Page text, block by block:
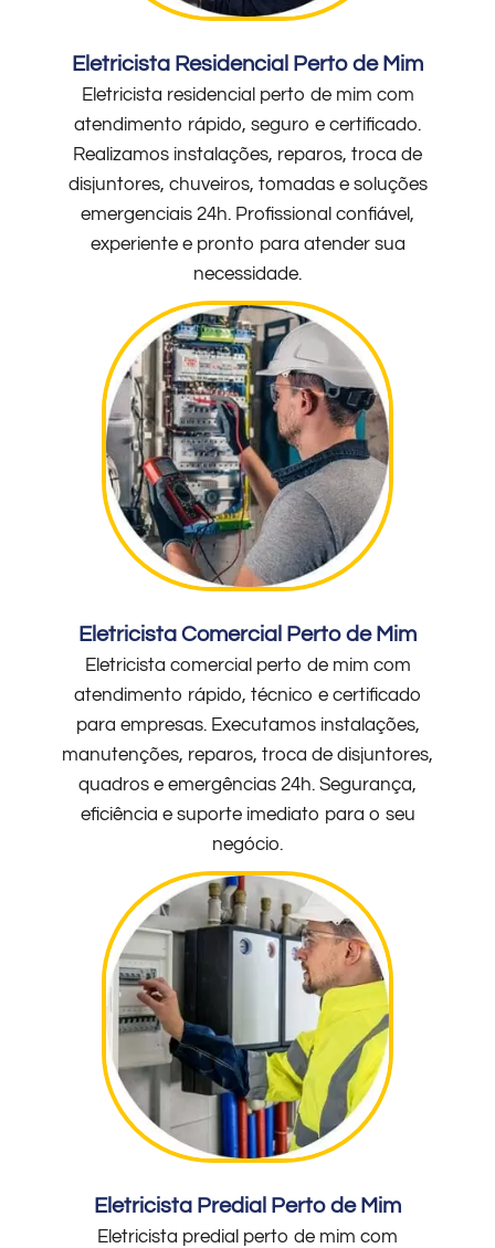
Eletricista Residencial Perto de Mim
Eletricista residencial perto de mim com
atendimento rápido, seguro e certificado.
Realizamos instalações, reparos, troca de
disjuntores, chuveiros, tomadas e soluções
emergenciais 24h. Profissional confiável,
experiente e pronto para atender sua
necessidade.
Eletricista Comercial Perto de Mim
Eletricista comercial perto de mim com
atendimento rápido, técnico e certificado
para empresas. Executamos instalações,
manutenções, reparos, troca de disjuntores,
quadros e emergências 24h. Segurança,
eficiência e suporte imediato para o seu
negócio.
Eletricista Predial Perto de Mim
Eletricista predial perto de mim com